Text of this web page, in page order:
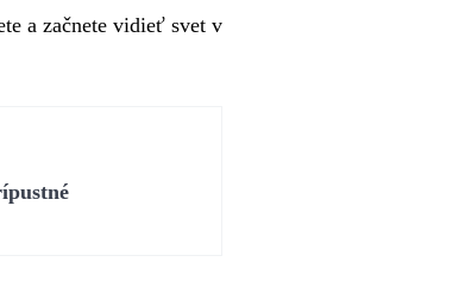
a začnete vidieť svet v